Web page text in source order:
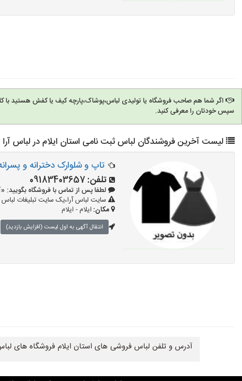
اگر شما هم صاحب فروشگاه یا تولیدی لباس،پوشاک،پارچه کیف یا کفش هستید با
سپس خودتان را معرفی کنید.
لیست آخرین فروشندگان لباس ثبت نامی استان ایلام در لباس آرا
تاپ و شلوارک دخترانه و
تلفن: 09183403657
لطفا پس از تماس با فروشگاه بگویید: «آگهی
سایت لباس آرا،یک سایت تبلیغات
مکان: ایلام - ایلام
انتقال آگهی به اول لیست (افزایش بازدید)
آدرس و تلفن لباس فروشی های استان ایلام فروشگاه